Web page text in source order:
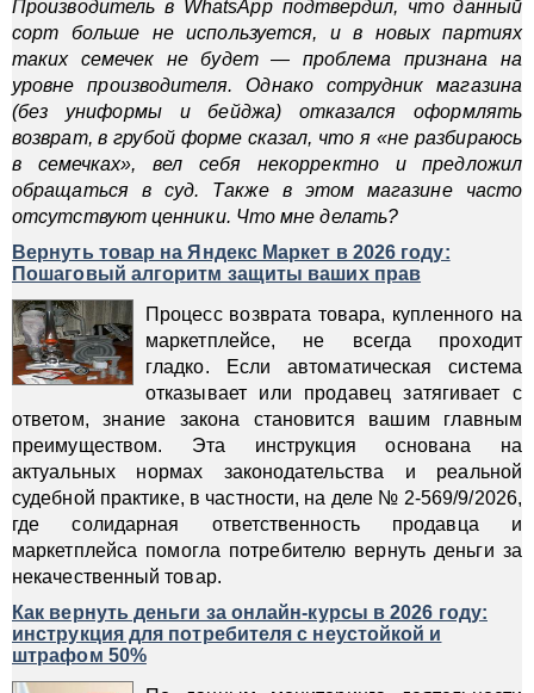
Производитель в WhatsApp подтвердил, что данный
сорт больше не используется, и в новых партиях
таких семечек не будет — проблема признана на
уровне производителя. Однако сотрудник магазина
(без униформы и бейджа) отказался оформлять
возврат, в грубой форме сказал, что я «не разбираюсь
в семечках», вел себя некорректно и предложил
обращаться в суд. Также в этом магазине часто
отсутствуют ценники. Что мне делать?
Вернуть товар на Яндекс Маркет в 2026 году:
Пошаговый алгоритм защиты ваших прав
Процесс возврата товара, купленного на
маркетплейсе, не всегда проходит
гладко. Если автоматическая система
отказывает или продавец затягивает с
ответом, знание закона становится вашим главным
преимуществом. Эта инструкция основана на
актуальных нормах законодательства и реальной
судебной практике, в частности, на деле № 2-569/9/2026,
где солидарная ответственность продавца и
маркетплейса помогла потребителю вернуть деньги за
некачественный товар.
Как вернуть деньги за онлайн-курсы в 2026 году:
инструкция для потребителя с неустойкой и
штрафом 50%